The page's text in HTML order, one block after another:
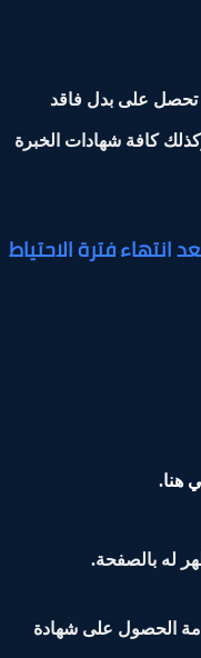
على بدل فاقد
كافة شهادات الخبرة
بالصفحة.
الحصول على شهادة